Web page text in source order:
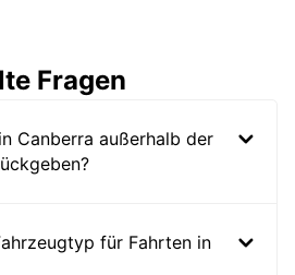
Fragen
Canberra außerhalb der
für Fahrten in